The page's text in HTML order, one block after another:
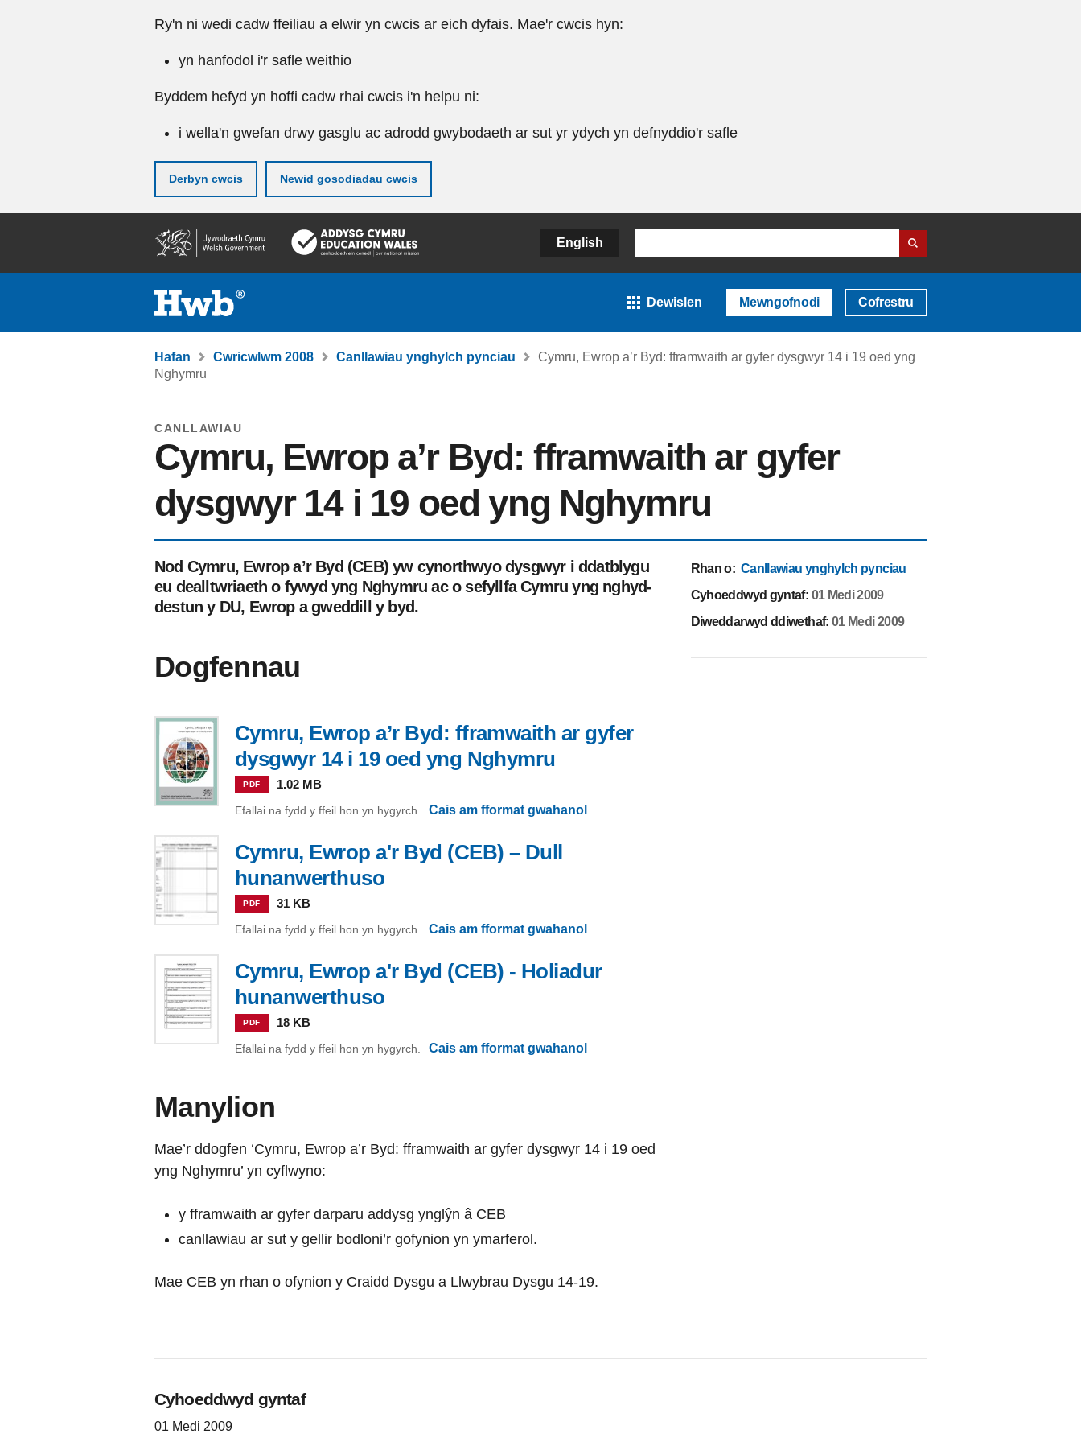
Ry'n ni wedi cadw ffeiliau a elwir yn cwcis ar eich dyfais. Mae'r cwcis hyn:
yn hanfodol i'r safle weithio
Byddem hefyd yn hoffi cadw rhai cwcis i'n helpu ni:
i wella'n gwefan drwy gasglu ac adrodd gwybodaeth ar sut yr ydych yn defnyddio'r safle
Derbyn cwcis Newid gosodiadau cwcis
gynnwy
English
Dewislen Mewngofnodi Cofrestru
Hafan Cwricwlwm 2008 Canllawiau ynghylch pynciau
Cymru, Ewrop a’r Byd: fframwaith ar gyfer dysgwyr 14 i 19 oed yng
Nghymru
CANLLAWIAU
Cymru, Ewrop a’r Byd: fframwaith ar gyfer
dysgwyr 14 i 19 oed yng Nghymru
Nod Cymru, Ewrop a’r Byd (CEB) yw cynorthwyo dysgwyr i ddatblygu
eu dealltwriaeth o fywyd yng Nghymru ac o sefyllfa Cymru yng nghyd-
destun y DU, Ewrop a gweddill y byd.
Dogfennau
Cymru, Ewrop a’r Byd: fframwaith ar gyfer
dysgwyr 14 i 19 oed yng Nghymru
PDF 1.02 MB
Efallai na fydd y ffeil hon yn hygyrch. Cais am fformat gwahanol
Cymru, Ewrop a'r Byd (CEB) – Dull
hunanwerthuso
PDF 31 KB
Efallai na fydd y ffeil hon yn hygyrch. Cais am fformat gwahanol
Cymru, Ewrop a'r Byd (CEB) - Holiadur
hunanwerthuso
PDF 18 KB
Efallai na fydd y ffeil hon yn hygyrch. Cais am fformat gwahanol
Manylion
Mae’r ddogfen ‘Cymru, Ewrop a’r Byd: fframwaith ar gyfer dysgwyr 14 i 19 oed
yng Nghymru’ yn cyflwyno:
y fframwaith ar gyfer darparu addysg ynglŷn â CEB
canllawiau ar sut y gellir bodloni’r gofynion yn ymarferol.
Mae CEB yn rhan o ofynion y Craidd Dysgu a Llwybrau Dysgu 14-19.
Rhan o: Canllawiau ynghylch pynciau
Cyhoeddwyd gyntaf: 01 Medi 2009
Diweddarwyd ddiwethaf: 01 Medi 2009
Cyhoeddwyd gyntaf
01 Medi 2009